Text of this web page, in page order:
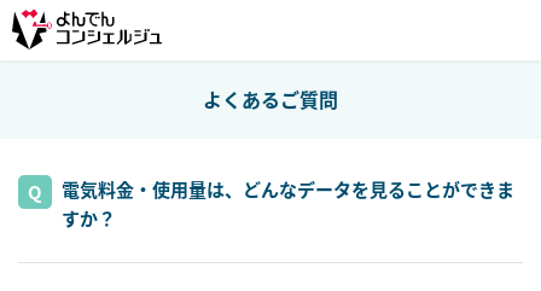
よくあるご質問
電気料金・使用量は、どんなデータを見ることができま
すか？